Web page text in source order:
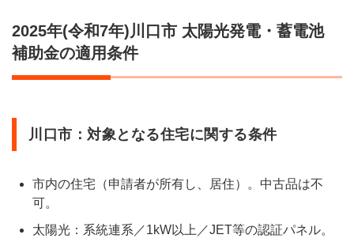
2025年(令和7年)川口市 太陽光発電・蓄電池
補助金の適用条件
川口市：対象となる住宅に関する条件
市内の住宅（申請者が所有し、居住）。中古品は不
可。
太陽光：系統連系／1kW以上／JET等の認証パネル。